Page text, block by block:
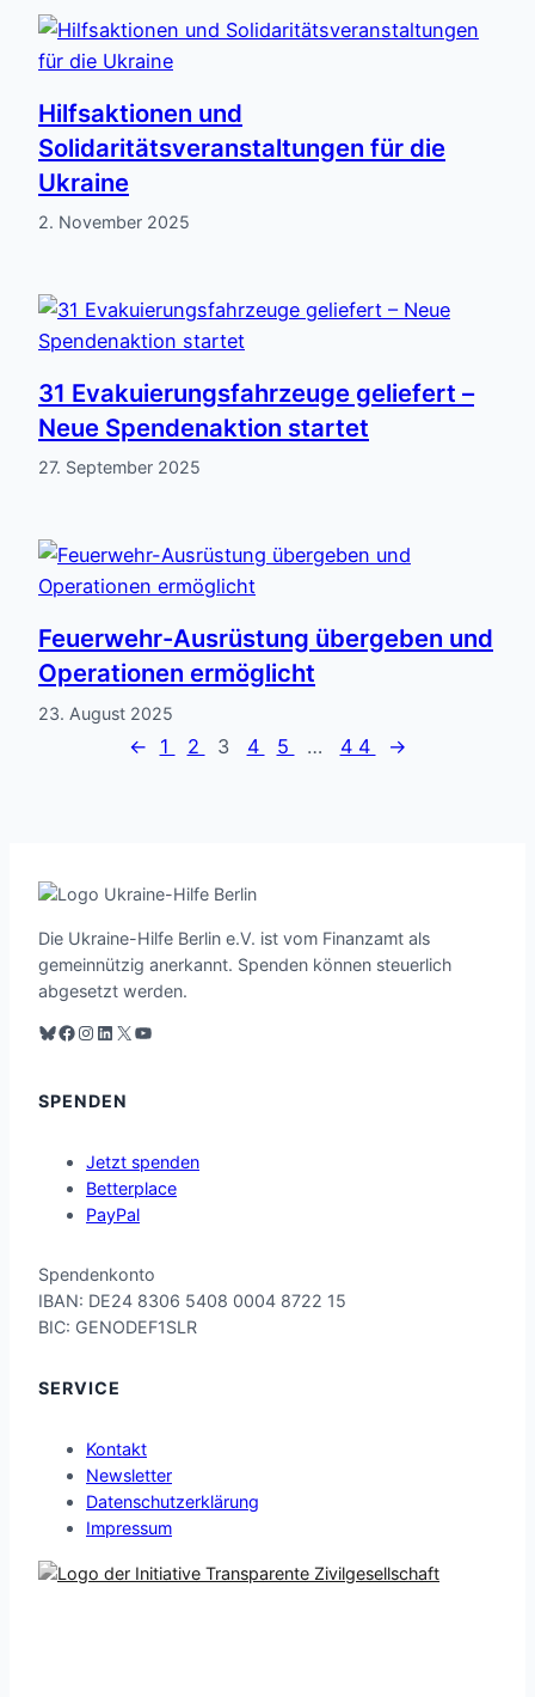
Hilfsaktionen und
Solidaritätsveranstaltungen für die
Ukraine
2. November 2025
31 Evakuierungsfahrzeuge geliefert –
Neue Spendenaktion startet
27. September 2025
Feuerwehr-Ausrüstung übergeben und
Operationen ermöglicht
23. August 2025
← 1 2 3 4 5 … 44 →
Die Ukraine-Hilfe Berlin e.V. ist vom Finanzamt als
gemeinnützig anerkannt. Spenden können steuerlich
abgesetzt werden.
Blauer Himmel Facebook Instagram LinkedIn X YouTube
SPENDEN
Jetzt spenden
Betterplace
PayPal
Spendenkonto
IBAN: DE24 8306 5408 0004 8722 15
BIC: GENODEF1SLR
SERVICE
Kontakt
Newsletter
Datenschutzerklärung
Impressum